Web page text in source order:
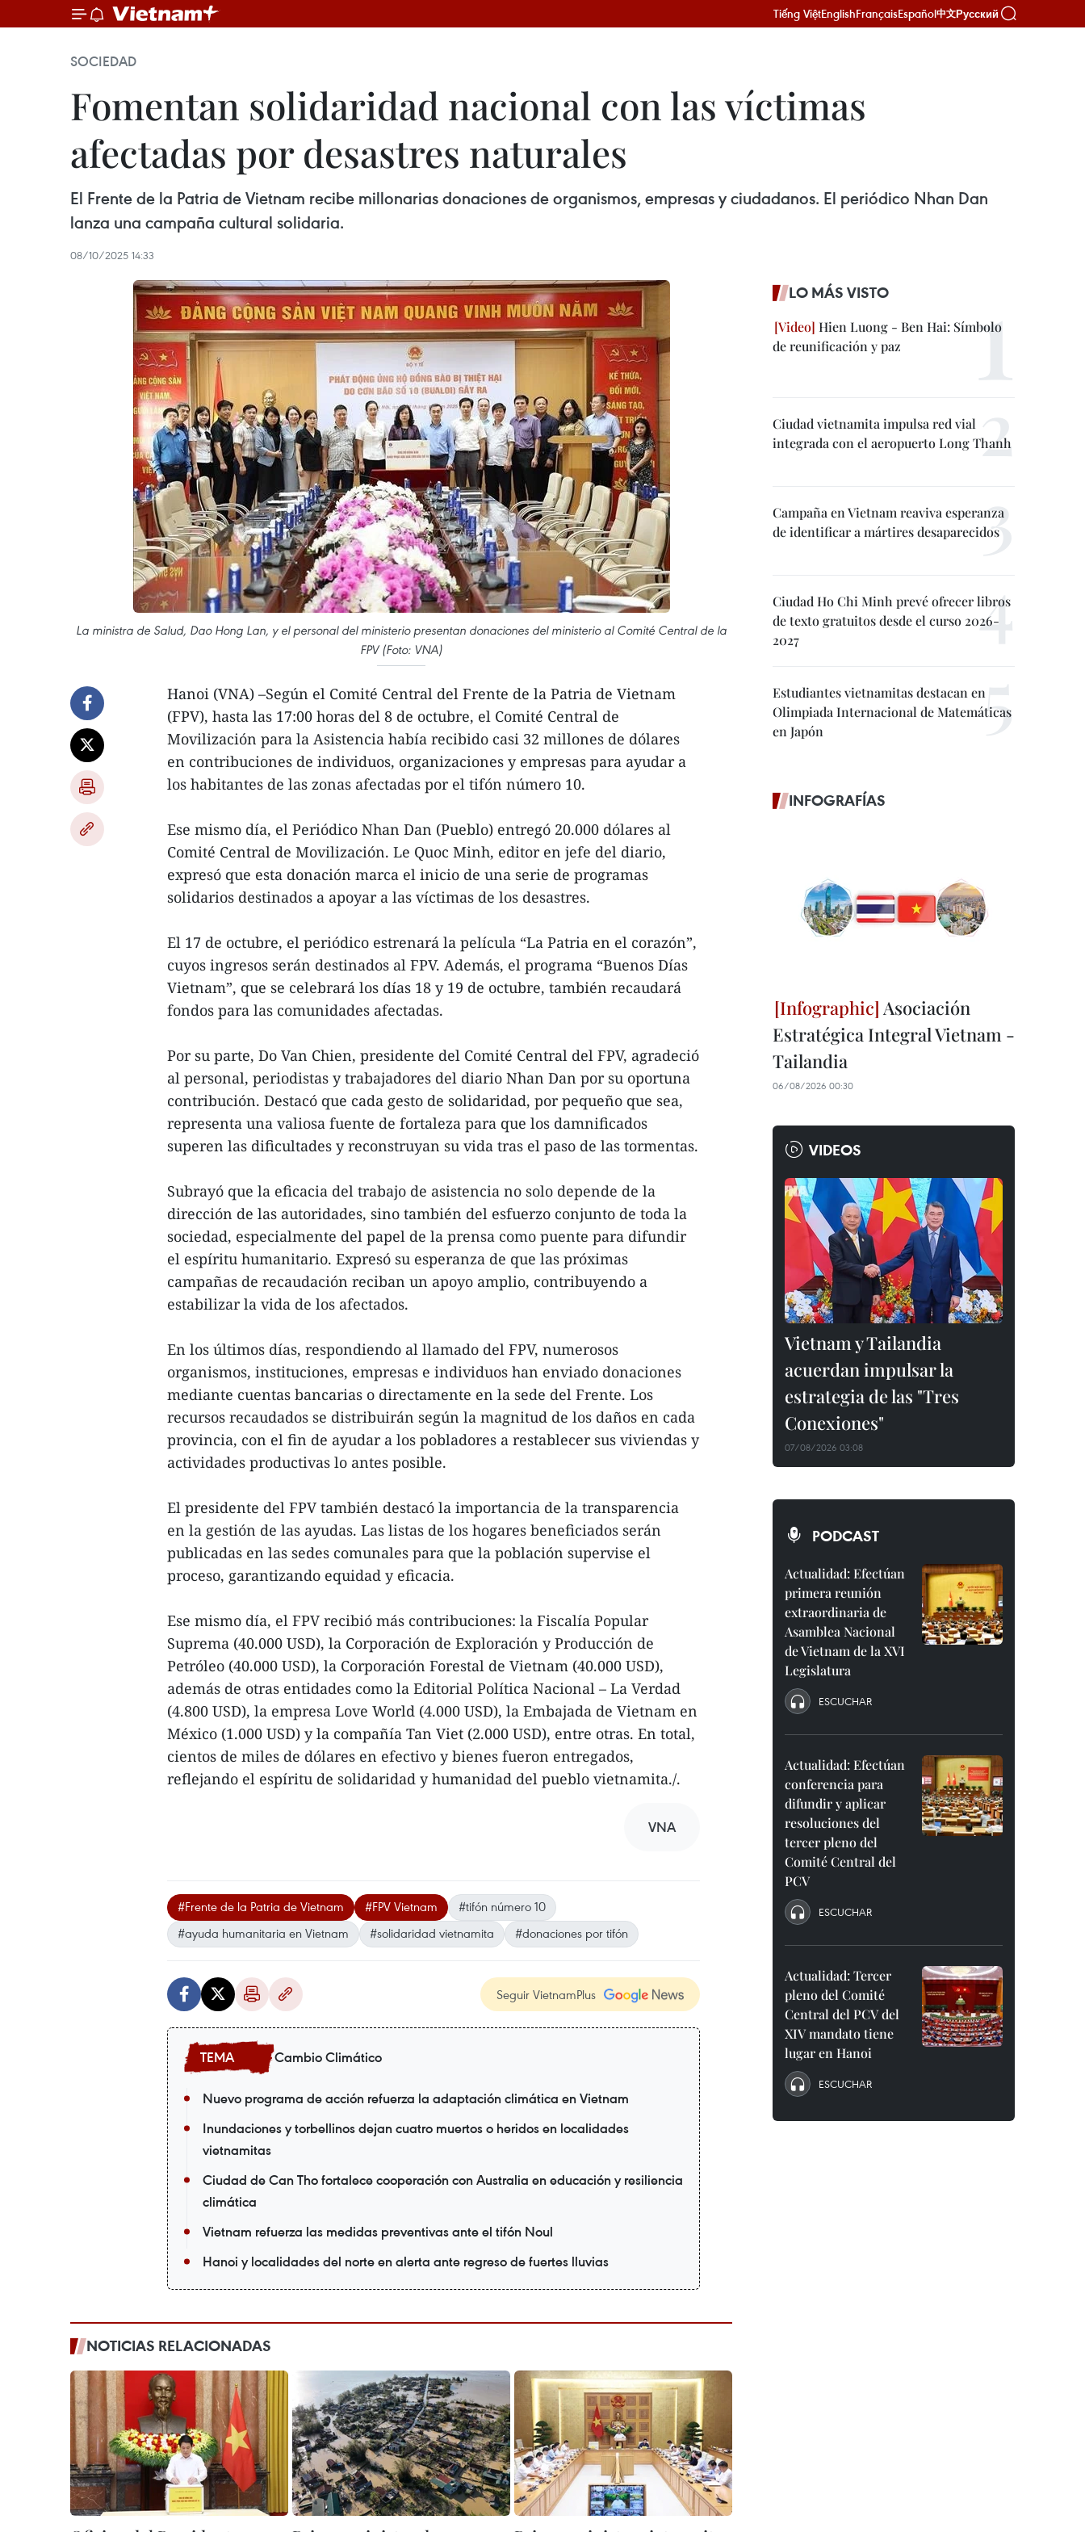
Tiếng ViệtEnglishFrançaisEspañol中文Русский
SOCIEDAD
Fomentan solidaridad nacional con las víctimas
afectadas por desastres naturales
El Frente de la Patria de Vietnam recibe millonarias donaciones de organismos, empresas y ciudadanos. El periódico Nhan Dan
lanza una campaña cultural solidaria.
08/10/2025 14:33
La ministra de Salud, Dao Hong Lan, y el personal del ministerio presentan donaciones del ministerio al Comité Central de la
FPV (Foto: VNA)
Hanoi (VNA) –Según el Comité Central del Frente de la Patria de Vietnam
(FPV), hasta las 17:00 horas del 8 de octubre, el Comité Central de
Movilización para la Asistencia había recibido casi 32 millones de dólares
en contribuciones de individuos, organizaciones y empresas para ayudar a
los habitantes de las zonas afectadas por el tifón número 10.
Ese mismo día, el Periódico Nhan Dan (Pueblo) entregó 20.000 dólares al
Comité Central de Movilización. Le Quoc Minh, editor en jefe del diario,
expresó que esta donación marca el inicio de una serie de programas
solidarios destinados a apoyar a las víctimas de los desastres.
El 17 de octubre, el periódico estrenará la película “La Patria en el corazón”,
cuyos ingresos serán destinados al FPV. Además, el programa “Buenos Días
Vietnam”, que se celebrará los días 18 y 19 de octubre, también recaudará
fondos para las comunidades afectadas.
Por su parte, Do Van Chien, presidente del Comité Central del FPV, agradeció
al personal, periodistas y trabajadores del diario Nhan Dan por su oportuna
contribución. Destacó que cada gesto de solidaridad, por pequeño que sea,
representa una valiosa fuente de fortaleza para que los damnificados
superen las dificultades y reconstruyan su vida tras el paso de las tormentas.
Subrayó que la eficacia del trabajo de asistencia no solo depende de la
dirección de las autoridades, sino también del esfuerzo conjunto de toda la
sociedad, especialmente del papel de la prensa como puente para difundir
el espíritu humanitario. Expresó su esperanza de que las próximas
campañas de recaudación reciban un apoyo amplio, contribuyendo a
estabilizar la vida de los afectados.
En los últimos días, respondiendo al llamado del FPV, numerosos
organismos, instituciones, empresas e individuos han enviado donaciones
mediante cuentas bancarias o directamente en la sede del Frente. Los
recursos recaudados se distribuirán según la magnitud de los daños en cada
provincia, con el fin de ayudar a los pobladores a restablecer sus viviendas y
actividades productivas lo antes posible.
El presidente del FPV también destacó la importancia de la transparencia
en la gestión de las ayudas. Las listas de los hogares beneficiados serán
publicadas en las sedes comunales para que la población supervise el
proceso, garantizando equidad y eficacia.
Ese mismo día, el FPV recibió más contribuciones: la Fiscalía Popular
Suprema (40.000 USD), la Corporación de Exploración y Producción de
Petróleo (40.000 USD), la Corporación Forestal de Vietnam (40.000 USD),
además de otras entidades como la Editorial Política Nacional – La Verdad
(4.800 USD), la empresa Love World (4.000 USD), la Embajada de Vietnam en
México (1.000 USD) y la compañía Tan Viet (2.000 USD), entre otras. En total,
cientos de miles de dólares en efectivo y bienes fueron entregados,
reflejando el espíritu de solidaridad y humanidad del pueblo vietnamita./.
VNA
#Frente de la Patria de Vietnam #FPV Vietnam
#tifón número 10
#ayuda humanitaria en Vietnam
#solidaridad vietnamita #donaciones por tifón
Seguir VietnamPlus
Cambio Climático
Nuevo programa de acción refuerza la adaptación climática en Vietnam
Inundaciones y torbellinos dejan cuatro muertos o heridos en localidades
vietnamitas
Ciudad de Can Tho fortalece cooperación con Australia en educación y resiliencia
climática
Vietnam refuerza las medidas preventivas ante el tifón Noul
Hanoi y localidades del norte en alerta ante regreso de fuertes lluvias
NOTICIAS RELACIONADAS
LO MÁS VISTO
Hien Luong - Ben Hai: Símbolo
de reunificación y paz
Ciudad vietnamita impulsa red vial
integrada con el aeropuerto Long Thanh
Campaña en Vietnam reaviva esperanza
de identificar a mártires desaparecidos
Ciudad Ho Chi Minh prevé ofrecer libros
de texto gratuitos desde el curso 2026-
2027
Estudiantes vietnamitas destacan en
Olimpiada Internacional de Matemáticas
en Japón
INFOGRAFÍAS
Asociación
Estratégica Integral Vietnam -
Tailandia
06/08/2026 00:30
VIDEOS
Vietnam y Tailandia
acuerdan impulsar la
estrategia de las "Tres
Conexiones"
07/08/2026 03:08
PODCAST
Actualidad: Efectúan
primera reunión
extraordinaria de
Asamblea Nacional
de Vietnam de la XVI
Legislatura
ESCUCHAR
Actualidad: Efectúan
conferencia para
difundir y aplicar
resoluciones del
tercer pleno del
Comité Central del
PCV
ESCUCHAR
Actualidad: Tercer
pleno del Comité
Central del PCV del
XIV mandato tiene
lugar en Hanoi
ESCUCHAR